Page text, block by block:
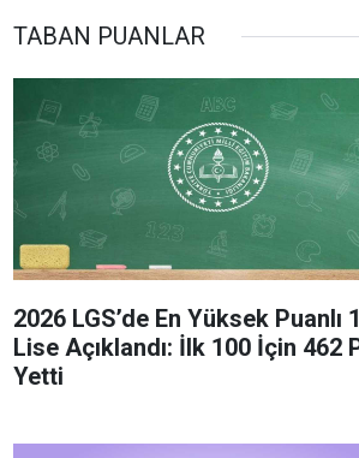
TABAN PUANLAR
2026 LGS’de En Yüksek Puanlı
Lise Açıklandı: İlk 100 İçin 462
Yetti